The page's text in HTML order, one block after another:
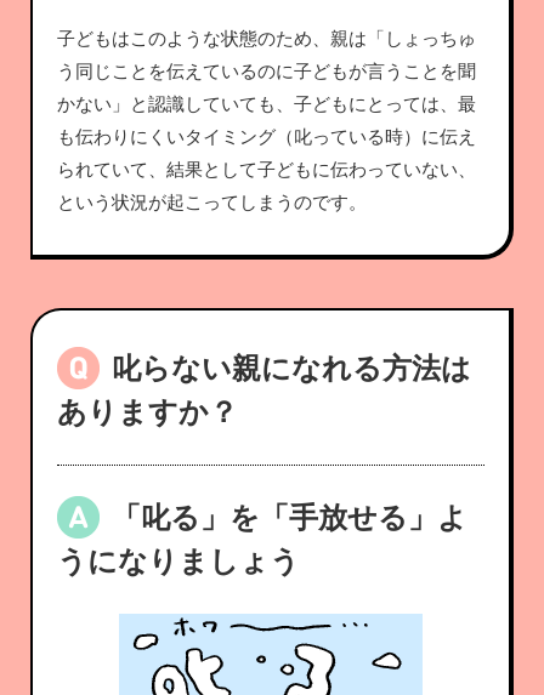
子どもはこのような状態のため、親は「しょっちゅ
う同じことを伝えているのに子どもが言うことを聞
かない」と認識していても、子どもにとっては、最
も伝わりにくいタイミング（叱っている時）に伝え
られていて、結果として子どもに伝わっていない、
という状況が起こってしまうのです。
叱らない親になれる方法は
ありますか？
「叱る」を「手放せる」よ
うになりましょう